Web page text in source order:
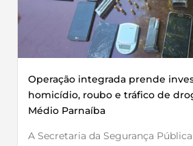
Operação integrada prende
homicídio, roubo e tráfico de
Médio Parnaíba
A Secretaria da Segurança